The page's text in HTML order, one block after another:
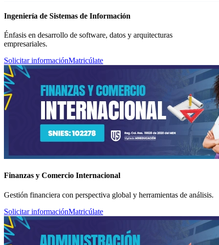
Ingeniería de Sistemas de Información
Énfasis en desarrollo de software, datos y arquitecturas
empresariales.
Solicitar informaciónMatricúlate
Finanzas y Comercio Internacional
Gestión financiera con perspectiva global y herramientas de análisis.
Solicitar informaciónMatricúlate